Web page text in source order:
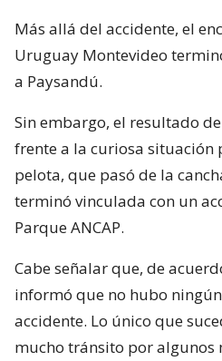
Más allá del accidente, el
Uruguay Montevideo
a Paysandú.
Sin embargo, el resultado
frente a la curiosa
pelota, que pasó de la
terminó vinculada con un
Parque ANCAP.
Cabe señalar que, de
informó que no hubo
accidente. Lo único que
mucho tránsito por algunos